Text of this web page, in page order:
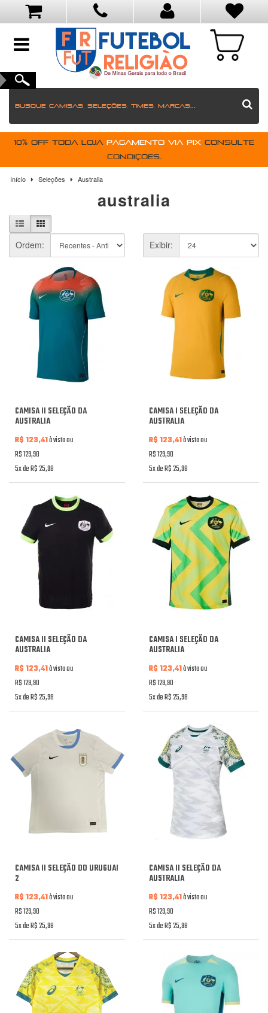
toggle
10% OFF toda loja pagamento via PIX Consulte
condições.
Início Seleções Australia
australia
Ordem: Exibir:
CAMISA II SELEÇÃO DA
AUSTRALIA
R$ 123,41à vista ou
R$ 129,90
5x de R$ 25,98
CAMISA I SELEÇÃO DA
AUSTRALIA
R$ 123,41à vista ou
R$ 129,90
5x de R$ 25,98
CAMISA II SELEÇÃO DA
AUSTRALIA
R$ 123,41à vista ou
R$ 129,90
5x de R$ 25,98
CAMISA I SELEÇÃO DA
AUSTRALIA
R$ 123,41à vista ou
R$ 129,90
5x de R$ 25,98
CAMISA II SELEÇÃO DO URUGUAI
2
R$ 123,41à vista ou
R$ 129,90
5x de R$ 25,98
CAMISA II SELEÇÃO DA
AUSTRALIA
R$ 123,41à vista ou
R$ 129,90
5x de R$ 25,98